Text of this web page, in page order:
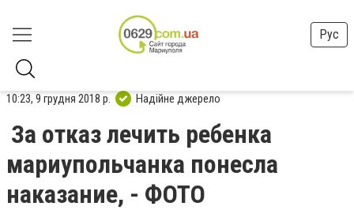
Рус
10:23, 9 грудня 2018 р. Надійне джерело
За отказ лечить ребенка
мариупольчанка понесла
наказание, - ФОТО